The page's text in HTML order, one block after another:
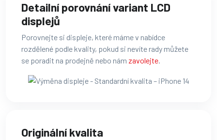
Detailní porovnání variant LCD
displejů
Porovnejte si displeje, které máme v nabídce
rozdělené podle kvality, pokud si nevíte rady můžete
se poradit na prodejně nebo nám zavolejte.
Originální kvalita